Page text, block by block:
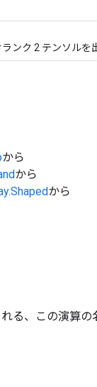
ンク 2 テンソルを
から
から
から
る、この演算の